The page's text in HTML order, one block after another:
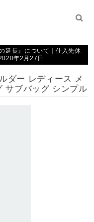
延長』について｜仕入先休
年2月27日
ダー レディース メ
サブバッグ シンプル